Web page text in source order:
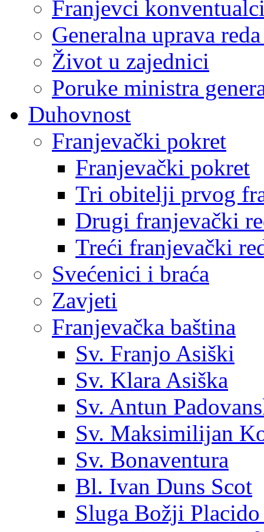
Franjevci
Generalna uprava
Život u zajednici
Poruke ministra
Duhovnost
Franjevački pokret
Franjevački pokret
Tri obitelji prvog
Drugi franjevački
Treći franjevački
Svećenici i braća
Zavjeti
Franjevačka baština
Sv. Franjo Asiški
Sv. Klara Asiška
Sv. Antun
Sv. Maksimilijan
Sv. Bonaventura
Bl. Ivan Duns Scot
Sluga Božji Placido